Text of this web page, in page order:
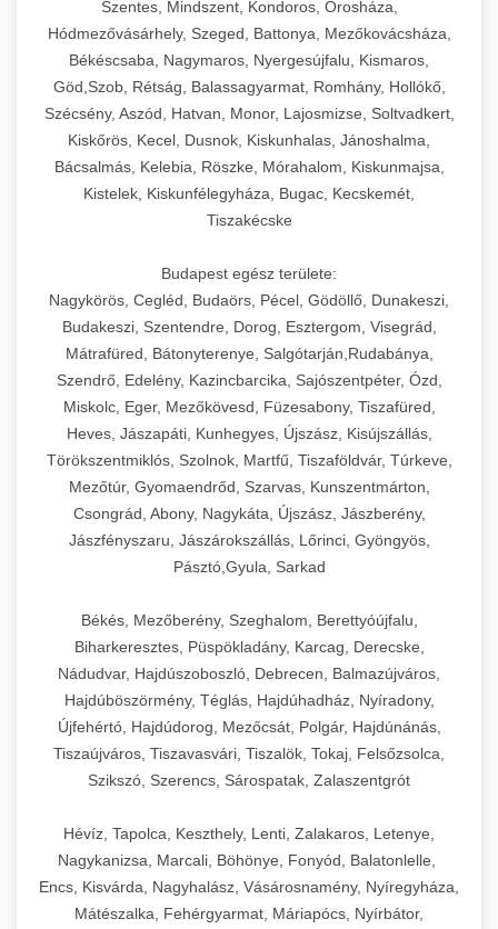
Szentes, Mindszent, Kondoros, Orosháza,
Hódmezővásárhely, Szeged, Battonya, Mezőkovácsháza,
Békéscsaba, Nagymaros, Nyergesújfalu, Kismaros,
Göd,Szob, Rétság, Balassagyarmat, Romhány, Hollókő,
Szécsény, Aszód, Hatvan, Monor, Lajosmizse, Soltvadkert,
Kiskőrös, Kecel, Dusnok, Kiskunhalas, Jánoshalma,
Bácsalmás, Kelebia, Röszke, Mórahalom, Kiskunmajsa,
Kistelek, Kiskunfélegyháza, Bugac, Kecskemét,
Tiszakécske
Budapest egész területe:
Nagykörös, Cegléd, Budaörs, Pécel, Gödöllő, Dunakeszi,
Budakeszi, Szentendre, Dorog, Esztergom, Visegrád,
Mátrafüred, Bátonyterenye, Salgótarján,Rudabánya,
Szendrő, Edelény, Kazincbarcika, Sajószentpéter, Ózd,
Miskolc, Eger, Mezőkövesd, Füzesabony, Tiszafüred,
Heves, Jászapáti, Kunhegyes, Újszász, Kisújszállás,
Törökszentmiklós, Szolnok, Martfű, Tiszaföldvár, Túrkeve,
Mezőtúr, Gyomaendrőd, Szarvas, Kunszentmárton,
Csongrád, Abony, Nagykáta, Újszász, Jászberény,
Jászfényszaru, Jászárokszállás, Lőrinci, Gyöngyös,
Pásztó,Gyula, Sarkad
Békés, Mezőberény, Szeghalom, Berettyóújfalu,
Biharkeresztes, Püspökladány, Karcag, Derecske,
Nádudvar, Hajdúszoboszló, Debrecen, Balmazújváros,
Hajdúböszörmény, Téglás, Hajdúhadház, Nyíradony,
Újfehértó, Hajdúdorog, Mezőcsát, Polgár, Hajdúnánás,
Tiszaújváros, Tiszavasvári, Tiszalök, Tokaj, Felsőzsolca,
Szikszó, Szerencs, Sárospatak, Zalaszentgrót
Hévíz, Tapolca, Keszthely, Lenti, Zalakaros, Letenye,
Nagykanizsa, Marcali, Böhönye, Fonyód, Balatonlelle,
Encs, Kisvárda, Nagyhalász, Vásárosnamény, Nyíregyháza,
Mátészalka, Fehérgyarmat, Máriapócs, Nyírbátor,